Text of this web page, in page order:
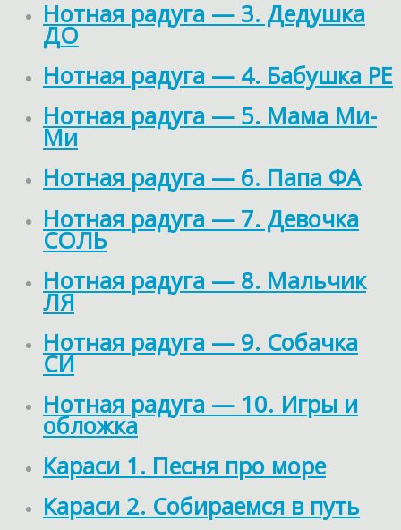
Нотная радуга — 3. Дедушка
ДО
Нотная радуга — 4. Бабушка РЕ
Нотная радуга — 5. Мама Ми-
Ми
Нотная радуга — 6. Папа ФА
Нотная радуга — 7. Девочка
СОЛЬ
Нотная радуга — 8. Мальчик
ЛЯ
Нотная радуга — 9. Собачка
СИ
Нотная радуга — 10. Игры и
обложка
Караси 1. Песня про море
Караси 2. Собираемся в путь